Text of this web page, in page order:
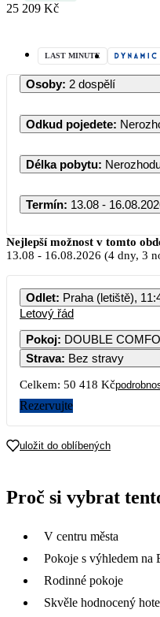
25 209 Kč
LAST MINUTE
Osoby: 2 dospělí
Odkud pojedete:
Délka pobytu:
Termín: 13.08 -
PO ÚT ST
3 4
10
17 18
24 899 21 149 24 939
17 859
Nejlepší možnost v tomto
13.08 - 16.08.2026 (4 dny, 3
Odlet: Praha (letiště),
Letový řád
Pokoj: DOUBLE
Strava: Bez stravy
Celkem: 50 418 Kč
Rezervujte
uložit do oblíbených
Proč si vybrat
V centru města
Pokoje s výhledem na
Rodinné pokoje
Skvěle hodnocený